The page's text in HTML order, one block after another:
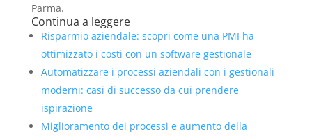
Parma.
Continua a leggere
Risparmio aziendale: scopri come una PMI ha
ottimizzato i costi con un software gestionale
Automatizzare i processi aziendali con i gestionali
moderni: casi di successo da cui prendere
ispirazione
Miglioramento dei processi e aumento della